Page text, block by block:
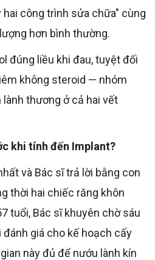
công trình sửa chữa" cùng
hơn bình thường.
không steroid — nhóm
thương ở cả hai vết
khi tính đến Implant?
thời hai chiếc răng khôn
tuổi, Bác sĩ khuyên chờ sáu
giá cho kế hoạch cấy
này đủ để nướu lành kín